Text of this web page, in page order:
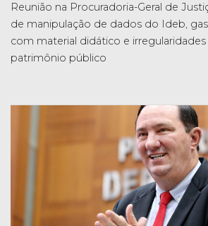
Reunião na Procuradoria-Geral de
de manipulação de dados do Ideb,
com material didático e
patrimônio público